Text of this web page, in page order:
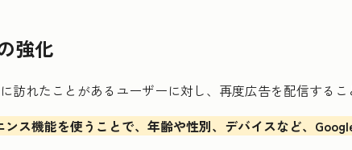
強化
訪れたことがあるユーザーに対し、再度広告を配信するこ
ス機能を使うことで、年齢や性別、デバイスなど、